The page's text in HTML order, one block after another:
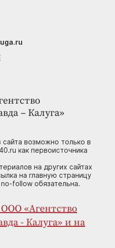
– Калуга»
возможно только в
как первоисточника
на других сайтах
на главную страницу
follow обязательна.
«Агентство
- Калуга» и на